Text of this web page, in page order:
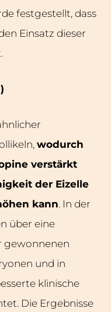
festgestellt, dass
Einsatz dieser
wodurch
verstärkt
der Eizelle
kann. In der
über eine
gewonnenen
und in
klinische
Die Ergebnisse